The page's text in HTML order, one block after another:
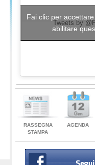
Tweets by
Fai clic per
abilitare
RASSEGNA
STAMPA
AGENDA